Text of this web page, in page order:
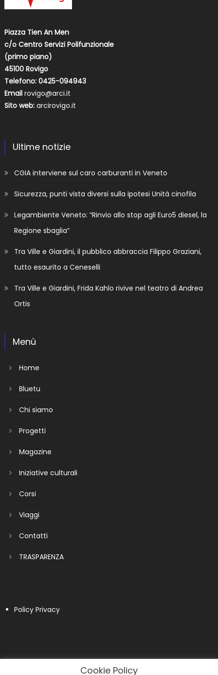
Piazza Tien An Men
c/o Centro Servizi Polifunzionale
(primo piano)
45100 Rovigo
Telefono: 0425-094943
Email rovigo@arci.it
Sito web: arcirovigo.it
Ultime notizie
CGIA interviene sul caro carburanti in Veneto
Sicurezza, punti vista diversi sulla ipotesi Unità cinofila
Legambiente Veneto: “Rinvio allo stop agli Euro5 diesel, la
Regione sbaglia”
Tra Ville e Giardini, il pubblico abbraccia Filippo Graziani,
tutto esaurito a Ceneselli
Tra Ville e Giardini, Frida Kahlo rivive nel teatro di Andrea
Ortis
Menù
Home
Bluetu
Chi siamo
Progetti
Magazine
Iniziative culturali
Corsi
Viaggi
Contatti
TRASPARENZA
Policy Privacy
Cookie Policy